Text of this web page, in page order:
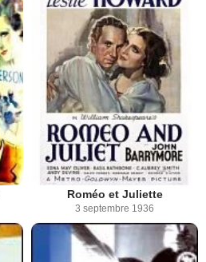
Roméo et Juliette
3 septembre 1936